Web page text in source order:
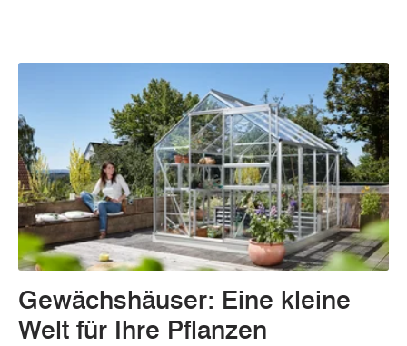
Gewächshäuser: Eine kleine
Welt für Ihre Pflanzen